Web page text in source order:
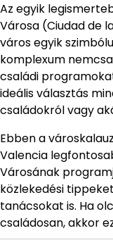
Az egyik
Városa (Ciudad de
város egyik
komplexum
családi
ideális választás
családokról vagy
Ebben a
Valencia
Városának
közlekedési
tanácsokat is. Ha
családosan, akkor